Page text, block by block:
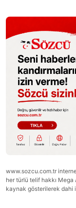
www.sozcu.com.tr
her türlü telif hakkı Mega
kaynak gösterilerek dahi